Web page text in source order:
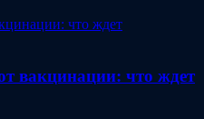
вакцинации: что ждет